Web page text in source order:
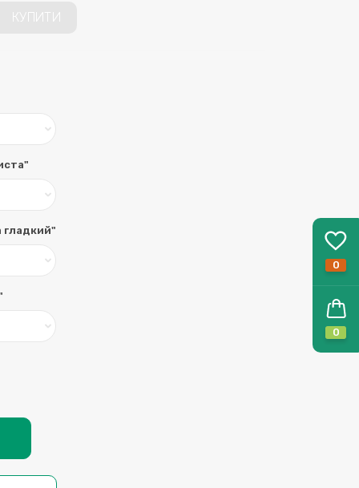
0
0
КУПИТИ
гладкий"